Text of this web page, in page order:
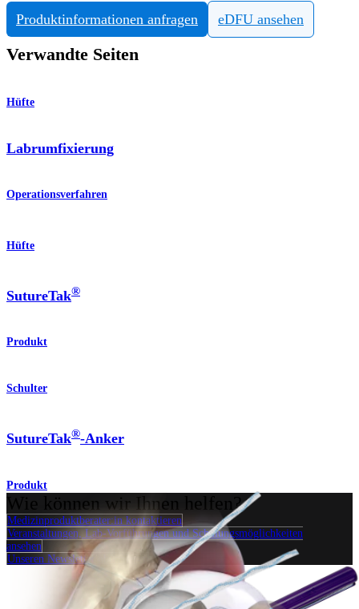
Produktinformationen anfragen eDFU ansehen
Verwandte Seiten
Hüfte
Labrumfixierung
Operationsverfahren
Hüfte
SutureTak®
Produkt
Schulter
SutureTak®-Anker
Produkt
Wie können wir Ihnen helfen?
Medizinproduktberater:in kontaktieren
Veranstaltungen, Lab-Vorführungen und Schulungsmöglichkeiten
ansehen
Unseren Newsletter abonnieren
Besuchen Sie uns